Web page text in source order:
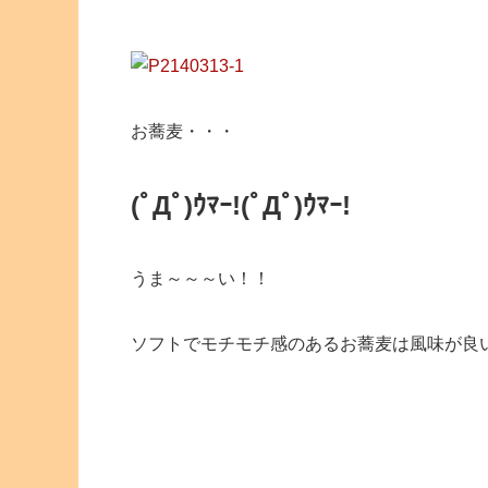
お蕎麦・・・
(ﾟДﾟ)ｳﾏｰ!(ﾟДﾟ)ｳﾏｰ!
うま～～～い！！
ソフトでモチモチ感のあるお蕎麦は風味が良